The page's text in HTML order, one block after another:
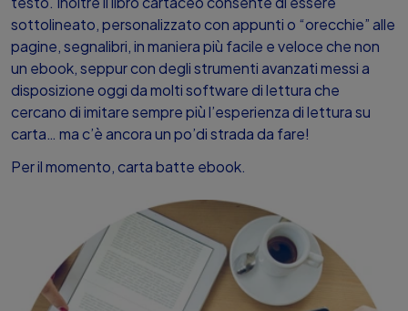
sottolineato, personalizzato con appunti o “orecchie” alle
pagine, segnalibri, in maniera più facile e veloce che non
un ebook, seppur con degli strumenti avanzati messi a
disposizione oggi da molti software di lettura che
cercano di imitare sempre più l’esperienza di lettura su
carta… ma c’è ancora un po’di strada da fare!
Per il momento, carta batte ebook.